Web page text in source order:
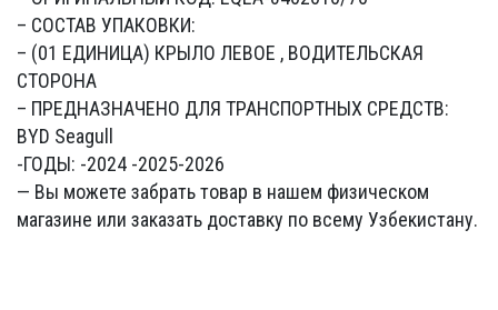
– СОСТАВ УПАКОВКИ:
– (01 ЕДИНИЦА) КРЫЛО ЛЕВОЕ , ВОДИТЕЛЬСКАЯ
СТОРОНА
– ПРЕДНАЗНАЧЕНО ДЛЯ ТРАНСПОРТНЫХ СРЕДСТВ:
BYD Seagull
-ГОДЫ: -2024 -2025-2026
— Вы можете забрать товар в нашем физическом
магазине или заказать доставку по всему Узбекистану.